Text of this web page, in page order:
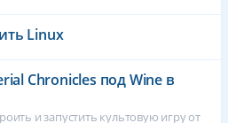
Linux
Chronicles под Wine в
и запустить культовую игру от